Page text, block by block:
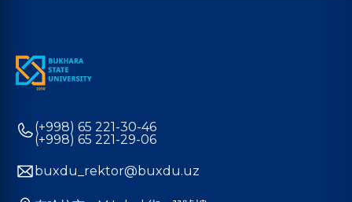
(+998) 65 221-30-46
(+998) 65 221-29-06
buxdu_rektor@buxdu.uz